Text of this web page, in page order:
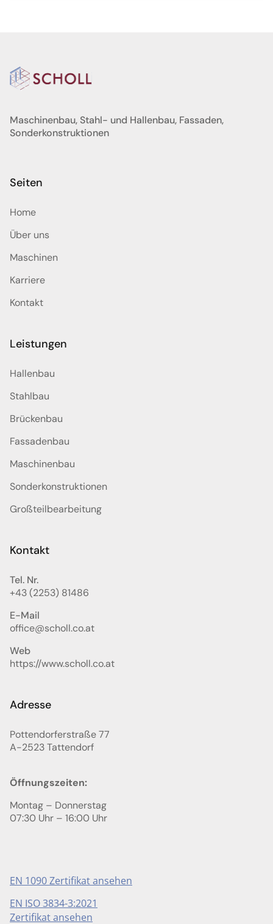
Maschinenbau, Stahl- und Hallenbau, Fassaden,
Sonderkonstruktionen
Seiten
Home
Über uns
Maschinen
Karriere
Kontakt
Leistungen
Hallenbau
Stahlbau
Brückenbau
Fassadenbau
Maschinenbau
Sonderkonstruktionen
Großteilbearbeitung
Kontakt
Tel. Nr.
+43 (2253) 81486
E-Mail
office@scholl.co.at
Web
https://www.scholl.co.at
Adresse
Pottendorferstraße 77
A-2523Tattendorf
Öffnungszeiten:
Montag – Donnerstag
07:30 Uhr – 16:00 Uhr
EN 1090 Zertifikat ansehen
EN ISO 3834-3:2021
Zertifikat ansehen